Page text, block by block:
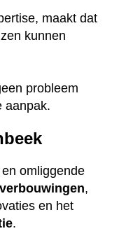
maakt dat
kunnen
probleem
aanpak.
omliggende
verbouwingen,
en het
.